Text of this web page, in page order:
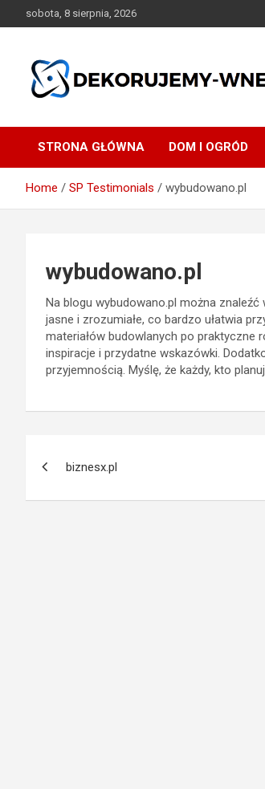
to
sobota, 8 sierpnia, 2026
dekorujemy-
STRONA GŁÓWNA DOM I OGRÓD
Home SP Testimonials wybudowano.pl
wybudowano.pl
Na blogu wybudowano.pl można
jasne i zrozumiałe, co bardzo ułatwia
materiałów budowlanych po
inspiracje i przydatne wskazówki.
przyjemnością. Myślę, że każdy, kto
biznesx.pl